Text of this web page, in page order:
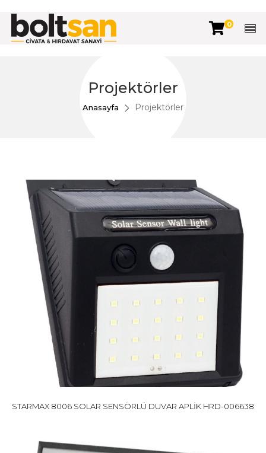
0
Projektörler
Anasayfa Projektörler
STARMAX 8006 SOLAR SENSÖRLÜ DUVAR APLİK HRD-006638